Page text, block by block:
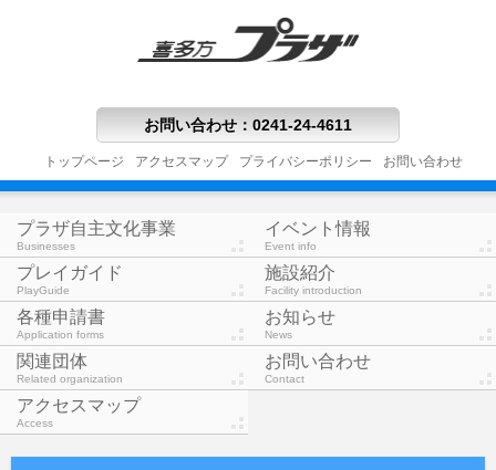
お問い合わせ ： 0241-24-4611
トップページ アクセスマップ プライバシーポリシー お問い合わせ
プラザ自主文化事業
Businesses
イベント情報
Event info
プレイガイド
PlayGuide
施設紹介
Facility introduction
各種申請書
Application forms
お知らせ
News
関連団体
Related organization
お問い合わせ
Contact
アクセスマップ
Access